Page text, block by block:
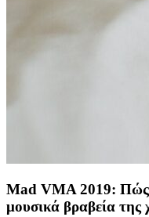
Mad VMA 2019: Πώς
μουσικά βραβεία της